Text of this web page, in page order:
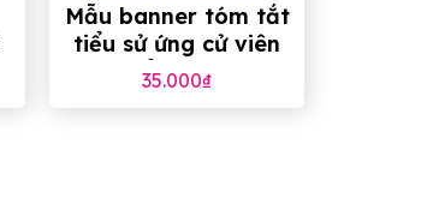
Mẫu banner tóm tắt
tiểu sử ứng cử viên
Đại biểu khoá XVI
35.000₫